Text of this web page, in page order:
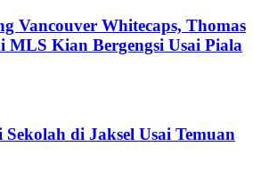
Vancouver Whitecaps, Thomas
MLS Kian Bergengsi Usai Piala
di Jaksel Usai Temuan